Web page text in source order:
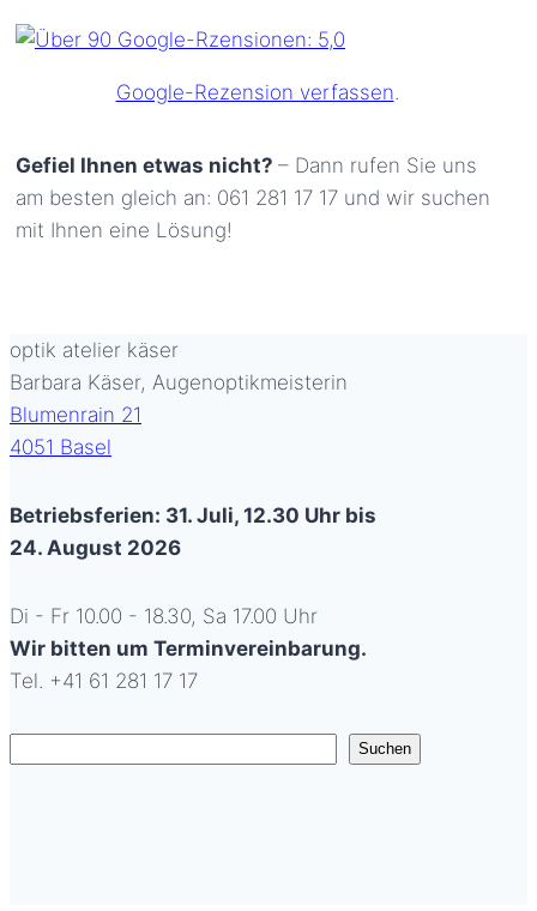
Google-Rezension verfassen
Gefiel Ihnen etwas nicht? – Dann rufen Sie uns
am besten gleich an: 061 281 17 17 und wir suchen
mit Ihnen eine Lösung!
optik atelier käser
Barbara Käser, Augenoptikmeisterin
Blumenrain 21
4051 Basel
Betriebsferien: 31. Juli, 12.30 Uhr bis
24. August 2026
Di - Fr 10.00 - 18.30, Sa 17.00 Uhr
Wir bitten um Terminvereinbarung.
Tel. +41 61 281 17 17
Suchen